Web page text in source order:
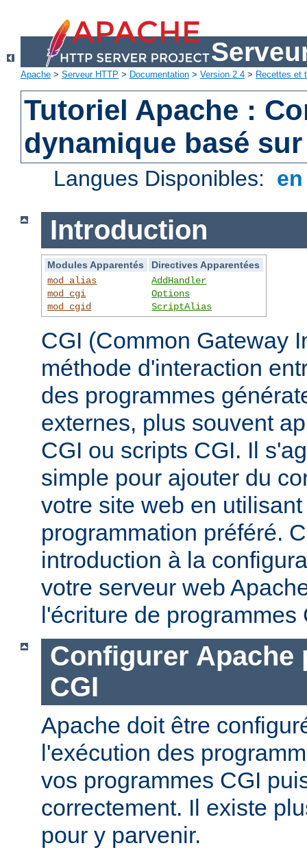
Apache > Serveur HTTP > Documentation > Version 2.4 > Recettes et
Tutoriel Apache :
dynamique basé sur
Langues Disponibles:
Introduction
Modules Apparentés
Directives Apparentées
mod_alias
mod_cgi
mod_cgid
AddHandler
Options
ScriptAlias
CGI (Common Gateway
méthode d'interaction
des programmes
externes, plus souvent
CGI ou scripts CGI. Il
simple pour ajouter du
votre site web en
programmation préféré.
introduction à la
votre serveur web
l'écriture de programmes
Configurer Apache
CGI
Apache doit être
l'exécution des
vos programmes CGI
correctement. Il existe
pour y parvenir.